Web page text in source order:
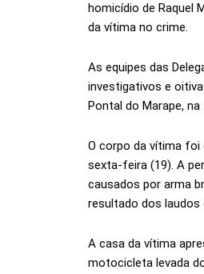
homicídio de Raquel
da vítima no crime.
As equipes das
investigativos e
Pontal do Marape,
O corpo da vítima foi
sexta-feira (19). A
causados por arma
resultado dos laudos
A casa da vítima
motocicleta levada